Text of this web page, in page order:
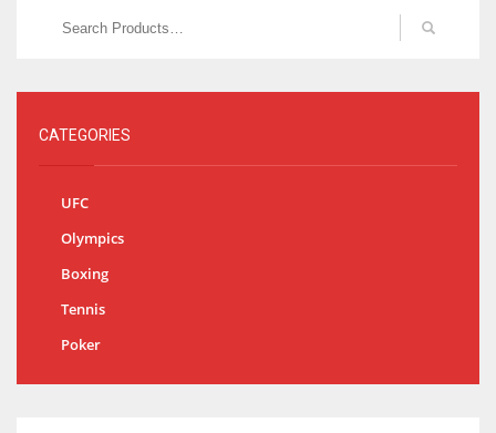
CATEGORIES
UFC
Olympics
Boxing
Tennis
Poker